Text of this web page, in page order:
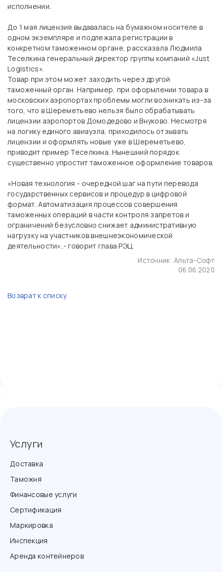
исполнении.
До 1 мая лицензия выдавалась на бумажном носителе в
одном экземпляре и подлежала регистрации в
конкретном таможенном органе, рассказала Людмила
Теселкина генеральный директор группы компаний «Just
Logistics».
Товар при этом может заходить через другой
таможенный орган. Например, при оформлении товара в
московских аэропортах проблемы могли возникать из-за
того, что в Шереметьево нельзя было обрабатывать
лицензии аэропортов Домодедово и Внуково. Несмотря
на логику единого авиаузла, приходилось отзывать
лицензии и оформлять новые уже в Шереметьево,
приводит пример Теселкина. Нынешний порядок
существенно упростит таможенное оформление товаров.
«Новая технология - очередной шаг на пути перевода
государственных сервисов и процедур в цифровой
формат. Автоматизация процессов совершения
таможенных операций в части контроля запретов и
ограничений безусловно снижает административную
нагрузку на участников внешнеэкономической
деятельности»,- говорит глава РЭЦ.
Источник:Альта-Софт
06.06.2020
Возврат к списку
Услуги
Доставка
Таможня
Финансовые услуги
Сертификация
Маркировка
Инспекция
Аренда контейнеров